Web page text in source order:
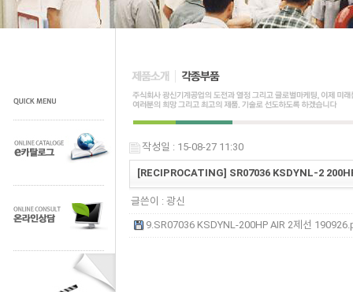
작성일 : 15-08-27 11:30
[RECIPROCATING] SR07036 KSDYNL-2
글쓴이 :광신
9.SR07036 KSDYNL-200HP AIR 2제선